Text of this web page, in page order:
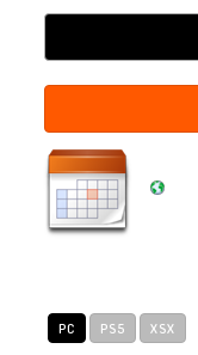
PC PS5 XSX